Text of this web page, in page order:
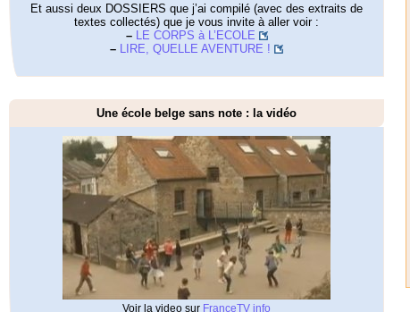
Et aussi deux DOSSIERS que j’ai compilé (avec des extraits de
textes collectés) que je vous invite à aller voir :
–
LE CORPS à L’ECOLE
–
LIRE, QUELLE AVENTURE !
Une école belge sans note : la vidéo
Voir la video sur FranceTV info